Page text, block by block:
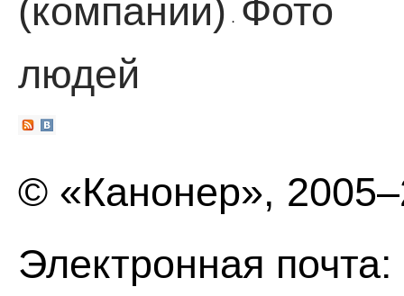
(компании)
·
Фото
людей
© «Канонер»,
Электронная почта: